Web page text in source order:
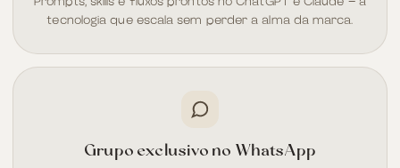
tecnologia que escala sem perder a alma da marca.
Grupo exclusivo no WhatsApp